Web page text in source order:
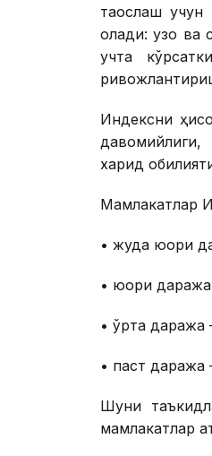
таққослаш
олади: узоқ
учта
Индексни
харид
Мамлакатлар
• жуда юқори
• юқори
• ўрта
• паст
Шуни
мамлакатлар